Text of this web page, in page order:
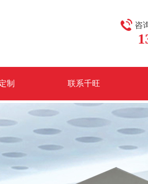
咨
制 联系千旺